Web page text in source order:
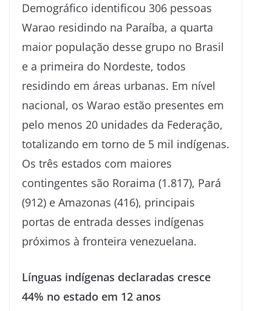
Demográfico identificou 306 pessoas
Warao residindo na Paraíba, a quarta
maior população desse grupo no Brasil
e a primeira do Nordeste, todos
residindo em áreas urbanas. Em nível
nacional, os Warao estão presentes em
pelo menos 20 unidades da Federação,
totalizando em torno de 5 mil indígenas.
Os três estados com maiores
contingentes são Roraima (1.817), Pará
(912) e Amazonas (416), principais
portas de entrada desses indígenas
próximos à fronteira venezuelana.
Línguas indígenas declaradas cresce
44% no estado em 12 anos